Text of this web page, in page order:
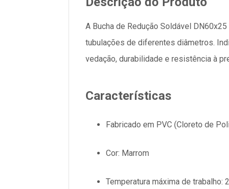
A Bucha de Redução Soldável
tubulações de diferentes diâmetros.
vedação, durabilidade e resistência à
Características
Fabricado em PVC (Cloreto de
Cor: Marrom
Temperatura máxima de trabalho: